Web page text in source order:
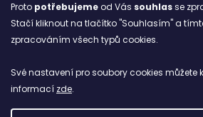
Proto potřebujemeod Vás souhlasse
Stačí kliknout na tlačítko "Souhlasím" a
zpracováním všech typů cookies.
Své nastavení pro soubory cookies můžete
informací zde.
ARCHIV
Facebook